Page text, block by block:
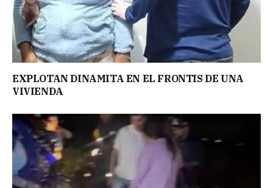
EXPLOTAN DINAMITA EN EL FRONTIS DE UNA
VIVIENDA